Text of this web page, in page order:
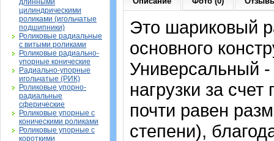
длинными
цилиндрическими
роликами (игольчатые
подшипники)
Роликовые радиальные
с витыми роликами
Роликовые радиально-
упорные конические
Радиально-упорные
игольчатые (РИК)
Роликовые упорно-
радиальные
сферические
Роликовые упорные с
коническими роликами
Роликовые упорные с
короткими
Это шариковый
основного
Универсальный
нагрузки за
почти равен
степени),